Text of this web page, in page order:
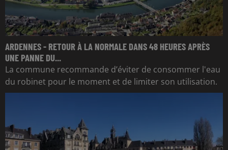
ARDENNES - RETOUR À LA NORMALE DANS 48 HEURES APRÈS
UNE PANNE DU...
La commune recommande d’éviter de consommer l'eau
du robinet pour le moment et de limiter son utilisation.